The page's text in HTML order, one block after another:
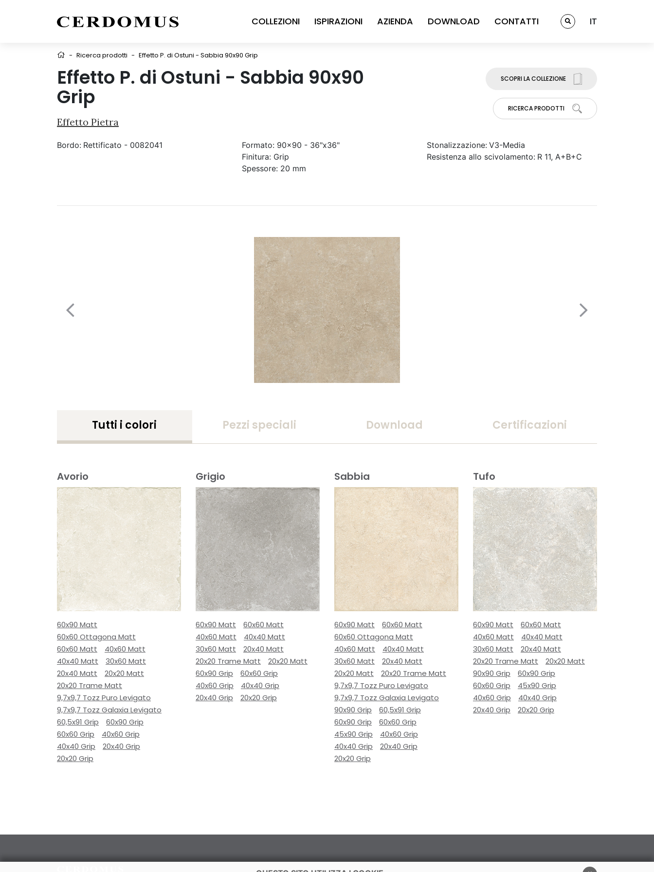
COLLEZIONI ISPIRAZIONI AZIENDA DOWNLOAD CONTATTI IT
- Ricerca prodotti - Effetto P. di Ostuni - Sabbia 90x90 Grip
Effetto P. di Ostuni - Sabbia 90x90
Grip
Effetto Pietra
SCOPRI LA COLLEZIONE
RICERCA PRODOTTI
Bordo: Rettificato - 0082041 Formato: 90x90 - 36"x36"
Finitura: Grip
Spessore: 20 mm
Stonalizzazione: V3-Media
Resistenza allo scivolamento: R 11, A+B+C
Tutti i colori Pezzi speciali Download Certificazioni
Avorio
60x90 Matt
60x60 Ottagona Matt
60x60 Matt
40x60 Matt
40x40 Matt
30x60 Matt
20x40 Matt
20x20 Matt
20x20 Trame Matt
9,7x9,7 Tozz Puro Levigato
9,7x9,7 Tozz Galaxia Levigato
60,5x91 Grip
60x90 Grip
60x60 Grip
40x60 Grip
40x40 Grip
20x40 Grip
20x20 Grip
Grigio
60x90 Matt
60x60 Matt
40x60 Matt
40x40 Matt
30x60 Matt
20x40 Matt
20x20 Trame Matt
20x20 Matt
60x90 Grip
60x60 Grip
40x60 Grip
40x40 Grip
20x40 Grip
20x20 Grip
Sabbia
60x90 Matt
60x60 Matt
60x60 Ottagona Matt
40x60 Matt
40x40 Matt
30x60 Matt
20x40 Matt
20x20 Matt
20x20 Trame Matt
9,7x9,7 Tozz Puro Levigato
9,7x9,7 Tozz Galaxia Levigato
90x90 Grip
60,5x91 Grip
60x90 Grip
60x60 Grip
45x90 Grip
40x60 Grip
40x40 Grip
20x40 Grip
20x20 Grip
Tufo
60x90 Matt
60x60 Matt
40x60 Matt
40x40 Matt
30x60 Matt
20x40 Matt
20x20 Trame Matt
20x20 Matt
90x90 Grip
60x90 Grip
60x60 Grip
45x90 Grip
40x60 Grip
40x40 Grip
20x40 Grip
20x20 Grip